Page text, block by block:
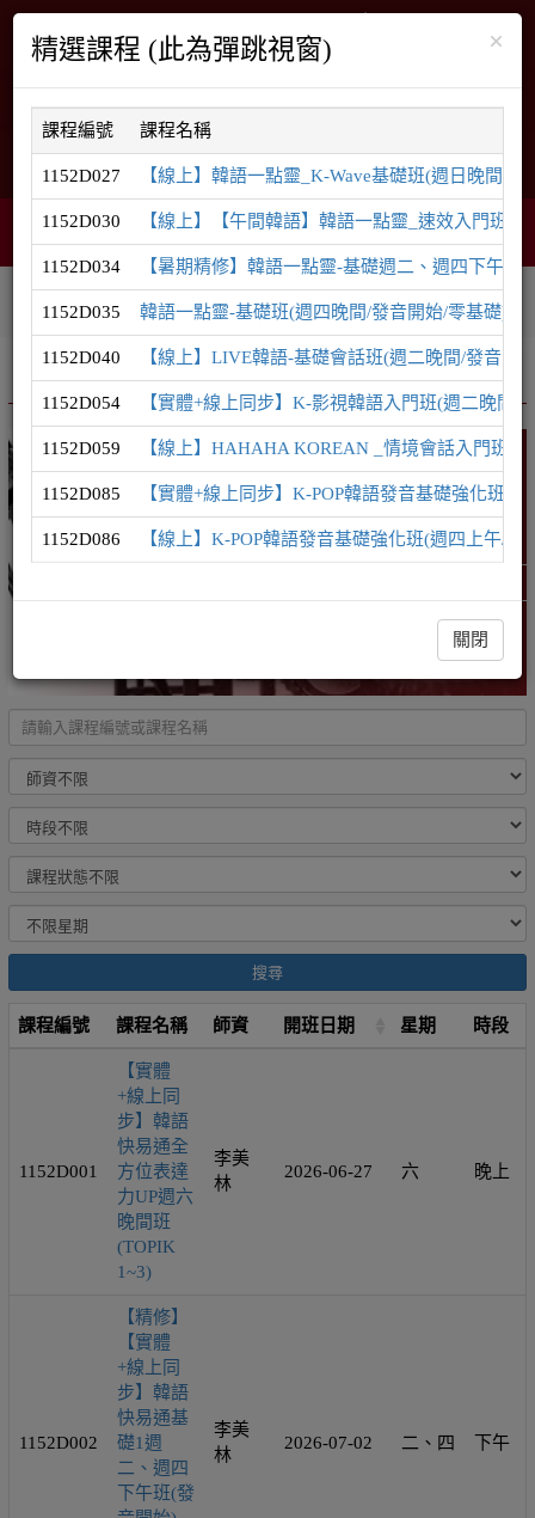
English 網站導覽
網頁選單
購物車 0
學員登入
課程系列
相關連結
推廣課程 韓語系列
韓語
韓語學習地圖
搜尋
課程編號 課程名稱 師資 開班日期 星期 時段
1152D001
【實體
+線上同
步】韓語
快易通全
方位表達
力UP週六
晚間班
(TOPIK
1~3)
李美
林
2026-06-27 六 晚上
1152D002
【精修】
【實體
+線上同
步】韓語
快易通基
礎1週
二、週四
下午班(發
李美
林
2026-07-02 二、四 下午
×
精選課程 (此為彈跳視窗)
課程編號 課程名稱
1152D027 【線上】韓語一點靈_K-Wave基礎班(週日晚間/
1152D030 【線上】【午間韓語】韓語一點靈_速效入門班(
1152D034 【暑期精修】韓語一點靈-基礎週二、週四下午密
1152D035 韓語一點靈-基礎班(週四晚間/發音開始/零基礎)
1152D040 【線上】LIVE韓語-基礎會話班(週二晚間/發音開
1152D054 【實體+線上同步】K-影視韓語入門班(週二晚間/
1152D059 【線上】HAHAHA KOREAN _情境會話入門班(
1152D085 【實體+線上同步】K-POP韓語發音基礎強化班(
1152D086 【線上】K-POP韓語發音基礎強化班(週四上午/發
關閉